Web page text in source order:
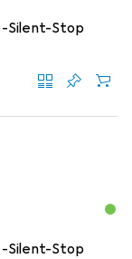
-Silent-Stop
-Silent-Stop